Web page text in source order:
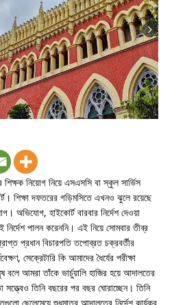
নিয়োগ নিয়ে এসএসসি বা স্কুল সার্ভিস
শিক্ষা দফতরের গড়িমসিতে এখনও ঝুলে রয়েছে
অভিযোগ, হাইকোর্ট বারবার নির্দেশ দেওয়া
পালন করেননি। এই নিয়ে সোমবার তীব্র
প্রধান বিচারপতি তপোব্রত চক্রবর্তীর
সেক্রেটারি কি আমাদের ধৈর্যের পরীক্ষা
বলে আমরা তাঁকে ভার্চুয়ালি হাজির হয়ে আদালতের
সত্ত্বেও তিনি বছরের পর বছর ঘোরাচ্ছেন। তিনি